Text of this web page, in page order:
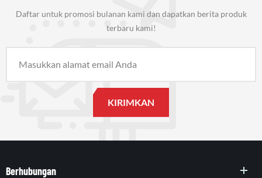
Daftar untuk promosi bulanan kami dan dapatkan berita produk
terbaru kami!
Berhubungan